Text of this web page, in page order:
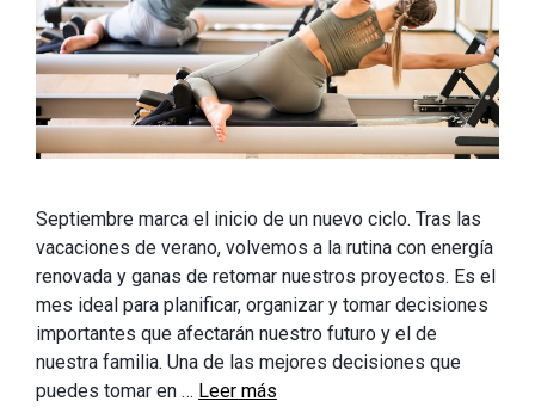
Septiembre marca el inicio de un nuevo ciclo. Tras las
vacaciones de verano, volvemos a la rutina con energía
renovada y ganas de retomar nuestros proyectos. Es el
mes ideal para planificar, organizar y tomar decisiones
importantes que afectarán nuestro futuro y el de
nuestra familia. Una de las mejores decisiones que
puedes tomar en … Leer más